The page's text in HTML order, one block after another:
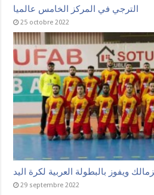
الترجي في المركز الخامس عالميا
25 octobre 2022
ويفوز بالبطولة العربية لكرة اليد
29 septembre 2022